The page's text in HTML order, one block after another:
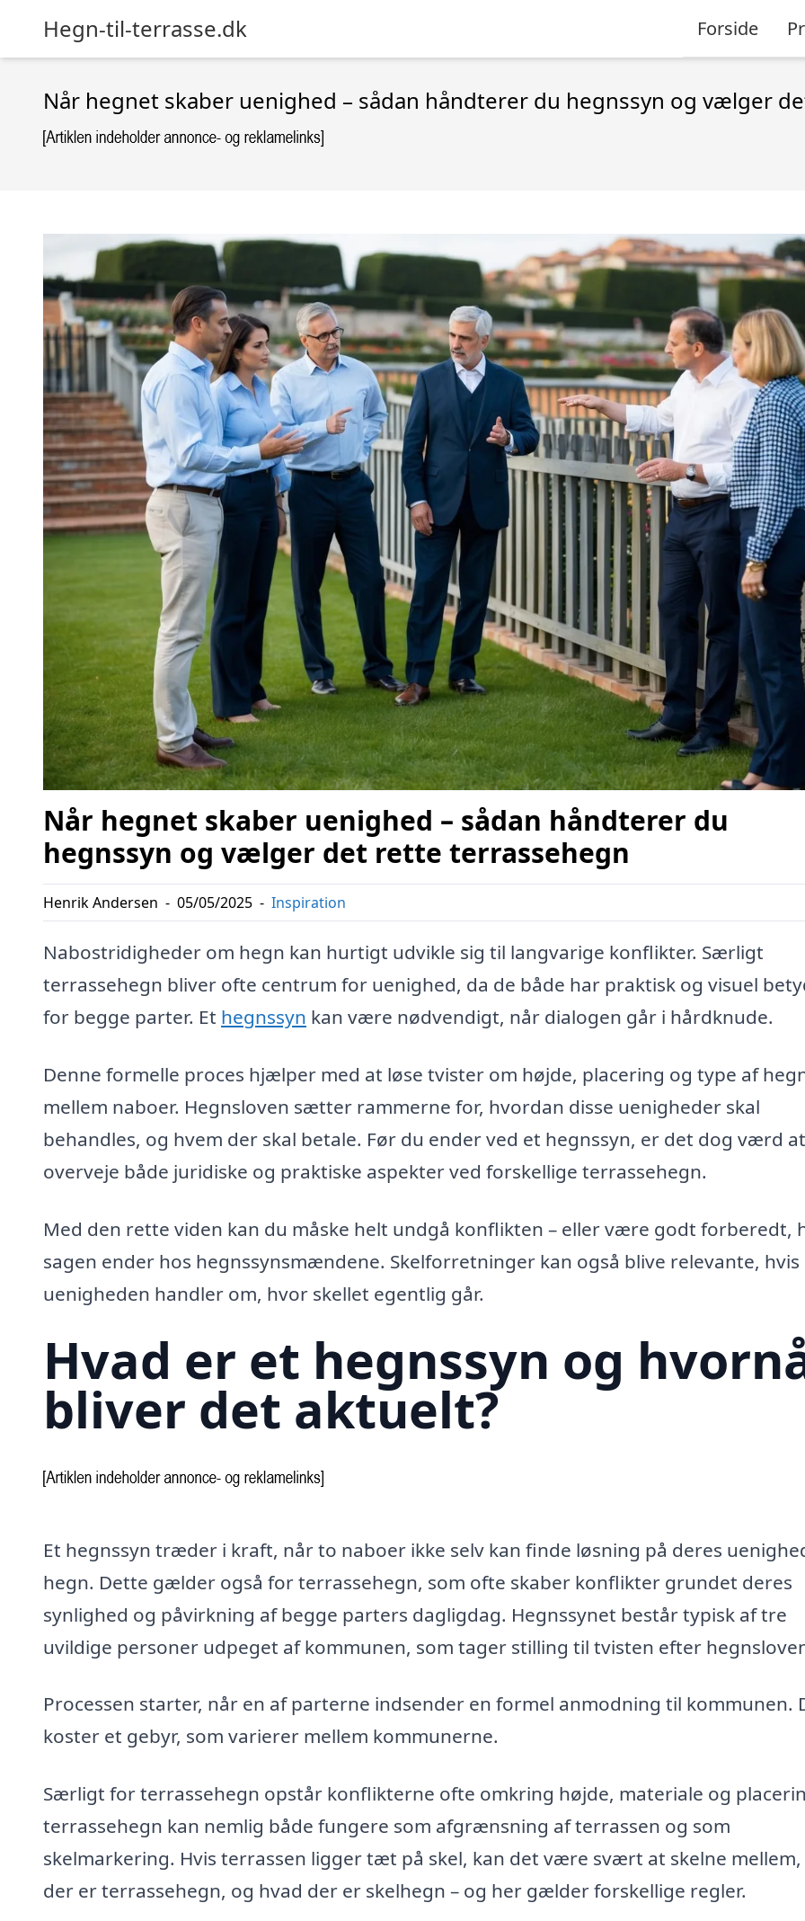
Hegn-til-terrasse.dk Forside
Når hegnet skaber uenighed – sådan håndterer du hegnssyn og vælger
Når hegnet skaber uenighed – sådan håndterer du
hegnssyn og vælger det rette terrassehegn
Henrik Andersen - 05/05/2025 - Inspiration
Nabostridigheder om hegn kan hurtigt udvikle sig til langvarige konflikter. Særligt
terrassehegn bliver ofte centrum for uenighed, da de både har praktisk og visuel
for begge parter. Et hegnssyn kan være nødvendigt, når dialogen går i hårdknude.
Denne formelle proces hjælper med at løse tvister om højde, placering og type af
mellem naboer. Hegnsloven sætter rammerne for, hvordan disse uenigheder skal
behandles, og hvem der skal betale. Før du ender ved et hegnssyn, er det dog værd at
overveje både juridiske og praktiske aspekter ved forskellige terrassehegn.
Med den rette viden kan du måske helt undgå konflikten – eller være godt forberedt,
sagen ender hos hegnssynsmændene. Skelforretninger kan også blive relevante, hvis
uenigheden handler om, hvor skellet egentlig går.
Hvad er et hegnssyn og
bliver det aktuelt?
Et hegnssyn træder i kraft, når to naboer ikke selv kan finde løsning på deres
hegn. Dette gælder også for terrassehegn, som ofte skaber konflikter grundet deres
synlighed og påvirkning af begge parters dagligdag. Hegnssynet består typisk af tre
uvildige personer udpeget af kommunen, som tager stilling til tvisten efter
Processen starter, når en af parterne indsender en formel anmodning til kommunen.
koster et gebyr, som varierer mellem kommunerne.
Særligt for terrassehegn opstår konflikterne ofte omkring højde, materiale og
terrassehegn kan nemlig både fungere som afgrænsning af terrassen og som
skelmarkering. Hvis terrassen ligger tæt på skel, kan det være svært at skelne mellem,
der er terrassehegn, og hvad der er skelhegn – og her gælder forskellige regler.